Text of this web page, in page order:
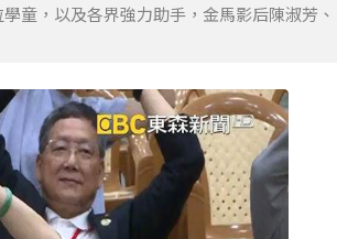
童，以及各界強力助手，金馬影后陳淑芳、